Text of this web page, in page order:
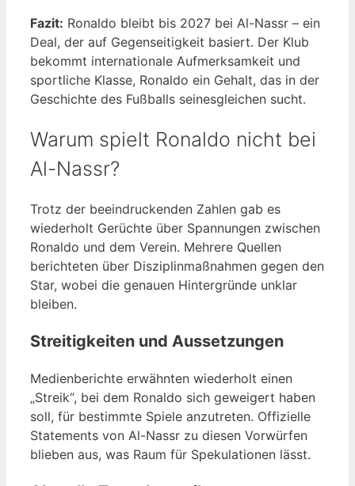
Fazit: Ronaldo bleibt bis 2027 bei Al-Nassr – ein
Deal, der auf Gegenseitigkeit basiert. Der Klub
bekommt internationale Aufmerksamkeit und
sportliche Klasse, Ronaldo ein Gehalt, das in der
Geschichte des Fußballs seinesgleichen sucht.
Warum spielt Ronaldo nicht bei
Al-Nassr?
Trotz der beeindruckenden Zahlen gab es
wiederholt Gerüchte über Spannungen zwischen
Ronaldo und dem Verein. Mehrere Quellen
berichteten über Disziplinmaßnahmen gegen den
Star, wobei die genauen Hintergründe unklar
bleiben.
Streitigkeiten und Aussetzungen
Medienberichte erwähnten wiederholt einen
„Streik“, bei dem Ronaldo sich geweigert haben
soll, für bestimmte Spiele anzutreten. Offizielle
Statements von Al-Nassr zu diesen Vorwürfen
blieben aus, was Raum für Spekulationen lässt.